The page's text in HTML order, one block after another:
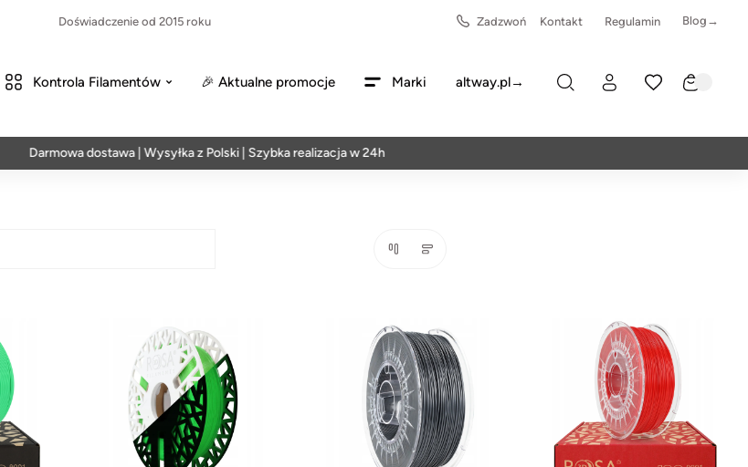
Doświadczenie od 2015 roku Zadzwoń Kontakt Regulamin Blog→
Kontrola Filamentów 🎉 Aktualne promocje Marki altway.pl→
dostawa | Wysyłka z Polski | Szybka realizacja w 24h